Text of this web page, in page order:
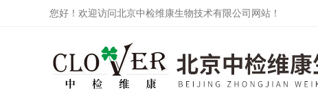
您好！欢迎访问北京中检维康生物技术有限公司网站！